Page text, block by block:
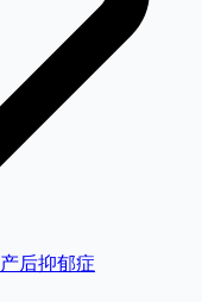
产后抑郁症